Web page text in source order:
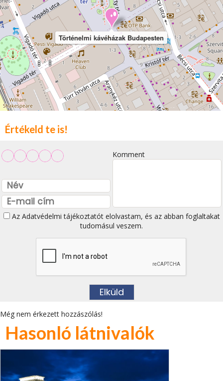
Történelmi kávéházak Budapesten
Értékeld te is!
Komment
Az Adatvédelmi tájékoztatótelolvastam, és az abban foglaltakat
tudomásul veszem.
Még nem érkezett hozzászólás!
Hasonló látnivalók